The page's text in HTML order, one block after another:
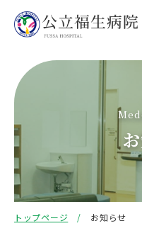
トップページ お知らせ